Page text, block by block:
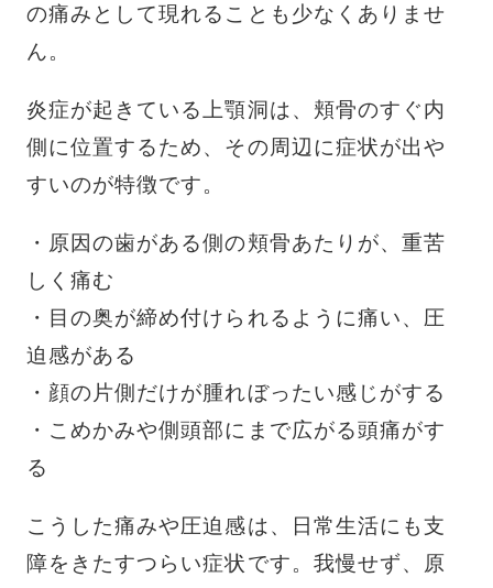
の痛みとして現れることも少なくありませ
ん。
炎症が起きている上顎洞は、頬骨のすぐ内
側に位置するため、その周辺に症状が出や
すいのが特徴です。
・原因の歯がある側の頬骨あたりが、重苦
しく痛む
・目の奥が締め付けられるように痛い、圧
迫感がある
・顔の片側だけが腫れぼったい感じがする
・こめかみや側頭部にまで広がる頭痛がす
る
こうした痛みや圧迫感は、日常生活にも支
障をきたすつらい症状です。我慢せず、原